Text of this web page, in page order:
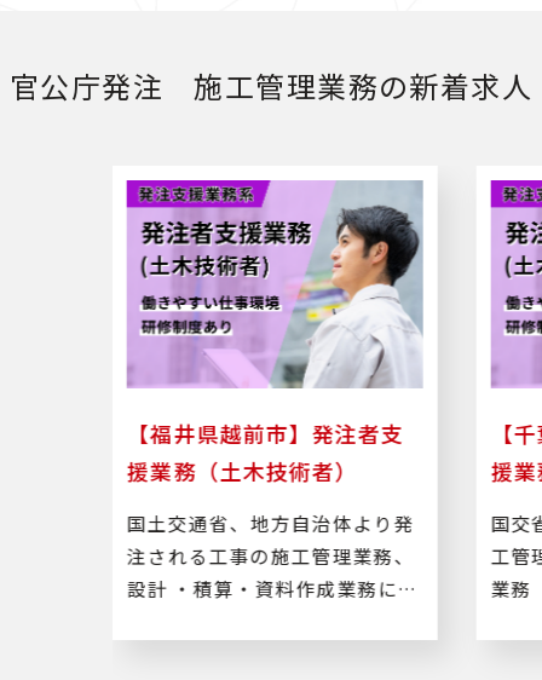
官公庁発注 施工管理業務の新着求人
【福井県越前市】発注者支
援業務（土木技術者）
国土交通省、地方自治体より発
注される工事の施工管理業務、
設計 ・積算・資料作成業務に従
【
援
国交
工管
業務